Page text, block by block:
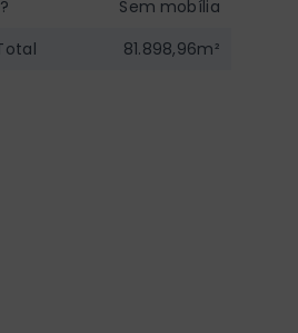
Sem mobília
81.898,96m²